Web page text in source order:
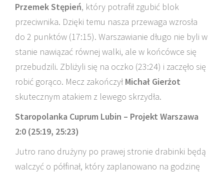
Przemek Stępień, który potrafił zgubić blok
przeciwnika. Dzięki temu nasza przewaga wzrosła
do 2 punktów (17:15). Warszawianie długo nie byli w
stanie nawiązać równej walki, ale w końcówce się
przebudzili. Zbliżyli się na oczko (23:24) i zaczęło się
robić gorąco. Mecz zakończył Michał Gierżot
skutecznym atakiem z lewego skrzydła.
Staropolanka Cuprum Lubin – Projekt Warszawa
2:0 (25:19, 25:23)
Jutro rano drużyny po prawej stronie drabinki będą
walczyć o półfinał, który zaplanowano na godzinę